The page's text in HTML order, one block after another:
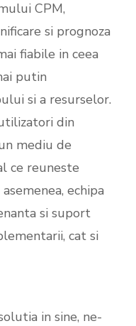
CPM,
si prognoza
fiabile in ceea
putin
si a resurselor.
din
mediu de
ce reuneste
echipa
si suport
cat si
in sine, ne-